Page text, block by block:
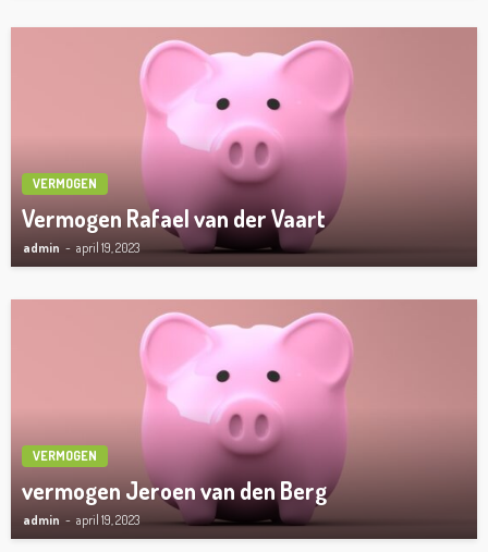
VERMOGEN
Vermogen Rafael van der Vaart
admin april 19, 2023
VERMOGEN
vermogen Jeroen van den Berg
admin april 19, 2023